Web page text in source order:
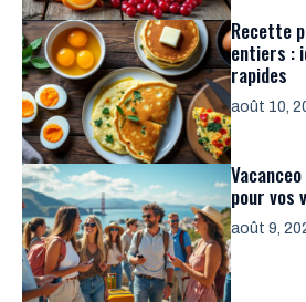
Recette
entiers :
rapides
août 10,
pour vos
août 9,